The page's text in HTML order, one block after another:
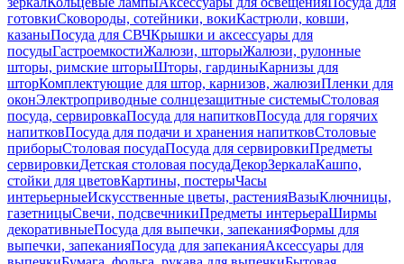
готовкиСковороды, сотейники, вокиКастрюли, ковши,
казаныПосуда для СВЧКрышки и аксессуары для
посудыГастроемкостиЖалюзи, шторыЖалюзи, рулонные
шторы, римские шторыШторы, гардиныКарнизы для
шторКомплектующие для штор, карнизов, жалюзиПленки для
оконЭлектроприводные солнцезащитные системыСтоловая
посуда, сервировкаПосуда для напитковПосуда для горячих
напитковПосуда для подачи и хранения напитковСтоловые
приборыСтоловая посудаПосуда для сервировкиПредметы
сервировкиДетская столовая посудаДекорЗеркалаКашпо,
стойки для цветовКартины, постерыЧасы
интерьерныеИскусственные цветы, растенияВазыКлючницы,
газетницыСвечи, подсвечникиПредметы интерьераШирмы
декоративныеПосуда для выпечки, запеканияФормы для
выпечки, запеканияПосуда для запеканияАксессуары для